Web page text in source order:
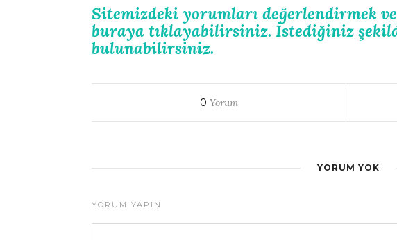
Sitemizdeki yorumları değerlendirmek
buraya tıklayabilirsiniz. İstediğiniz
bulunabilirsiniz.
0 Yorum
YORUM YOK
YORUM YAPIN